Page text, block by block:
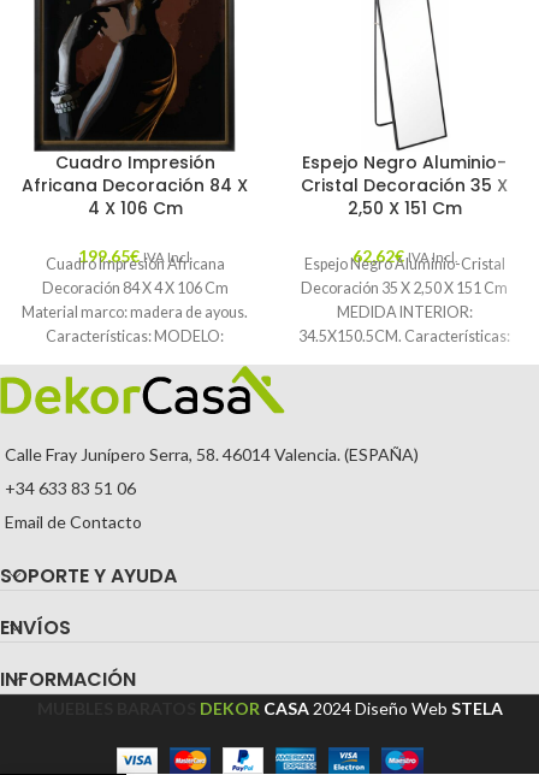
Cuadro Impresión
Africana Decoración 84 X
4 X 106 Cm
199,65€ IVA Incl.
Cuadro Impresión Africana
Decoración 84 X 4 X 106 Cm
Material marco: madera de ayous.
Características: MODELO:
AFRICANA TEMPORADA:
CATÁLOGO
Espejo Negro Aluminio-
Cristal Decoración 35 X
2,50 X 151 Cm
62,62€ IVA Incl.
Espejo Negro Aluminio-Cristal
Decoración 35 X 2,50 X 151 Cm
MEDIDA INTERIOR:
34.5X150.5CM. Características:
MATERIAL: ALUMINIO-CRISTAL
Calle Fray Junípero Serra, 58. 46014 Valencia. (ESPAÑA)
+34 633 83 51 06
Email de Contacto
SOPORTE Y AYUDA
ENVÍOS
INFORMACIÓN
DEKOR CASA 2024Diseño Web STELA